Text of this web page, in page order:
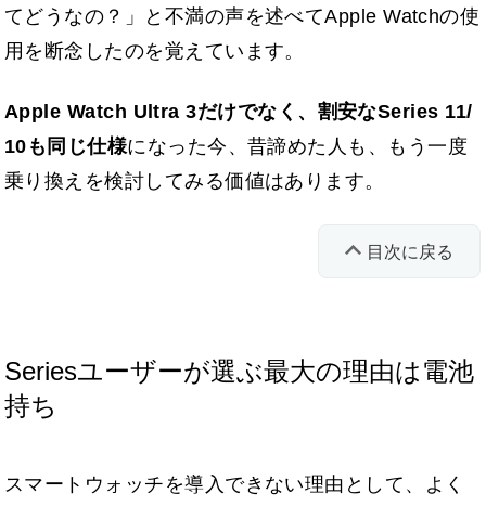
てどうなの？」と不満の声を述べてApple Watchの使
用を断念したのを覚えています。
Apple Watch Ultra 3だけでなく、割安なSeries 11/
10も同じ仕様になった今、昔諦めた人も、もう一度
乗り換えを検討してみる価値はあります。
目次に戻る
Seriesユーザーが選ぶ最大の理由は電池
持ち
スマートウォッチを導入できない理由として、よく